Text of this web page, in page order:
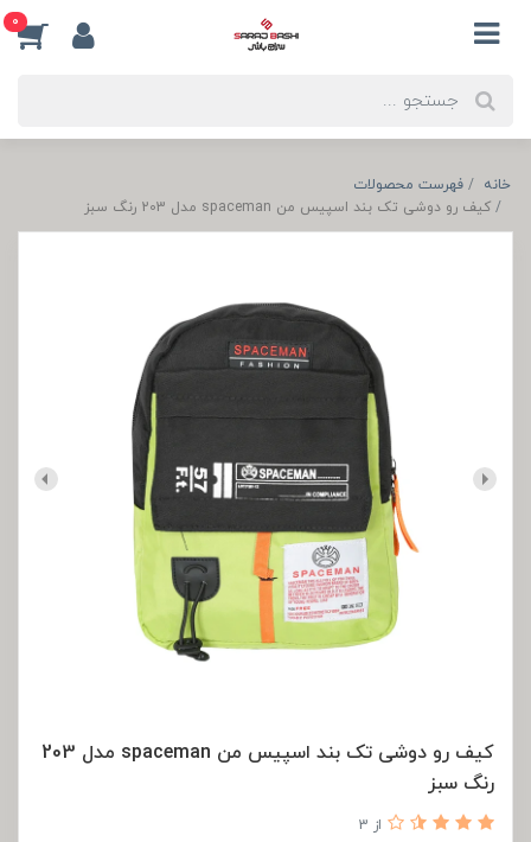
0
خانه
فهرست محصولات
کیف رو دوشی تک بند اسپیس من spaceman مدل 203 رنگ سبز
کیف رو دوشی تک بند اسپیس من spaceman مدل 203
رنگ سبز
از 3